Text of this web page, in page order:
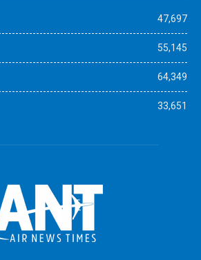
47,697
55,145
64,349
33,651